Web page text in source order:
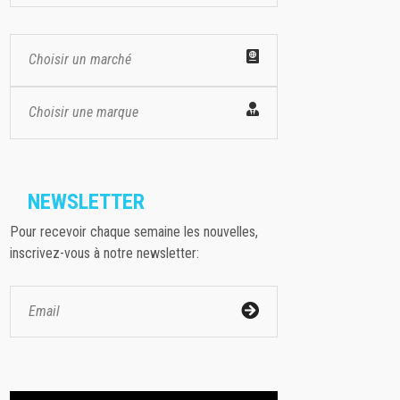
Choisir un marché
Choisir une marque
NEWSLETTER
Pour recevoir chaque semaine les nouvelles,
inscrivez-vous à notre newsletter: